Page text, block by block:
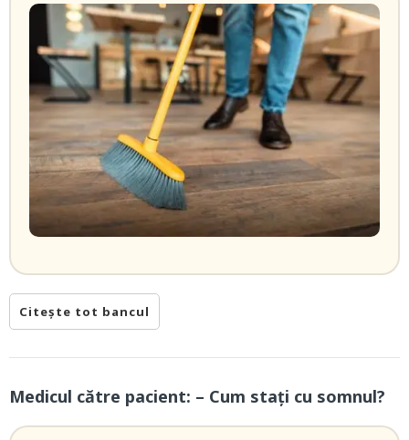
Citește tot bancul
Medicul către pacient: – Cum stați cu somnul?